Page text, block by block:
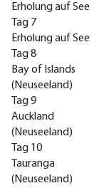
Erholung auf See
Tag 7
Erholung auf See
Tag 8
Bay of Islands
(Neuseeland)
Tag 9
Auckland
(Neuseeland)
Tag 10
Tauranga
(Neuseeland)